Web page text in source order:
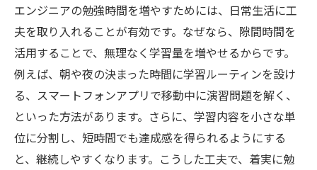
エンジニアの勉強時間を増やすためには、日常生活に工
夫を取り入れることが有効です。なぜなら、隙間時間を
活用することで、無理なく学習量を増やせるからです。
例えば、朝や夜の決まった時間に学習ルーティンを設け
る、スマートフォンアプリで移動中に演習問題を解く、
といった方法があります。さらに、学習内容を小さな単
位に分割し、短時間でも達成感を得られるようにする
と、継続しやすくなります。こうした工夫で、着実に勉